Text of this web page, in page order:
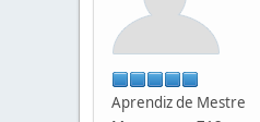
Aprendiz de Mestre